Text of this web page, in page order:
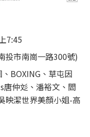
7:45
投市南崗一路300號)
BOXING、草屯因
唐仲彣、潘裕文、閻
映潔世界美顏小姐-高